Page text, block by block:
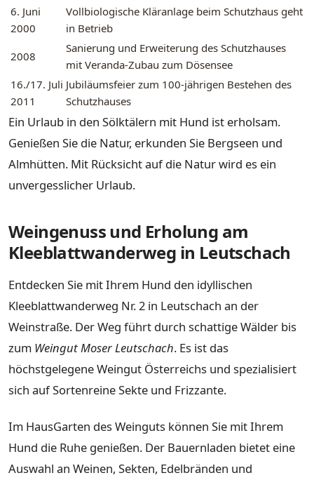
6. Juni
2000
Vollbiologische Kläranlage beim Schutzhaus geht
in Betrieb
2008
Sanierung und Erweiterung des Schutzhauses
mit Veranda-Zubau zum Dösensee
16./17. Juli
2011
Jubiläumsfeier zum 100-jährigen Bestehen des
Schutzhauses
Ein Urlaub in den Sölktälern mit Hund ist erholsam.
Genießen Sie die Natur, erkunden Sie Bergseen und
Almhütten. Mit Rücksicht auf die Natur wird es ein
unvergesslicher Urlaub.
Weingenuss und Erholung am
Kleeblattwanderweg in Leutschach
Entdecken Sie mit Ihrem Hund den idyllischen
Kleeblattwanderweg Nr. 2 in Leutschach an der
Weinstraße. Der Weg führt durch schattige Wälder bis
zum Weingut Moser Leutschach. Es ist das
höchstgelegene Weingut Österreichs und spezialisiert
sich auf Sortenreine Sekte und Frizzante.
Im HausGarten des Weinguts können Sie mit Ihrem
Hund die Ruhe genießen. Der Bauernladen bietet eine
Auswahl an Weinen, Sekten, Edelbränden und